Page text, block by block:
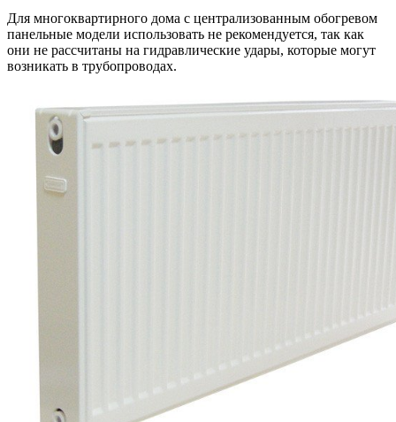
Для многоквартирного дома с централизованным обогревом
панельные модели использовать не рекомендуется, так как
они не рассчитаны на гидравлические удары, которые могут
возникать в трубопроводах.